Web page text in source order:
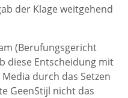
der Klage weitgehend
(Berufungsgericht
diese Entscheidung mit
durch das Setzen
GeenStijl nicht das